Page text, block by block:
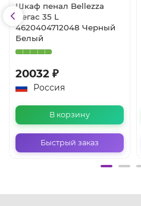
Шкаф пенал Bellezza
Пегас 35 L
4620404712048 Черный
Белый
20032 ₽
Россия
В корзину
Быстрый заказ